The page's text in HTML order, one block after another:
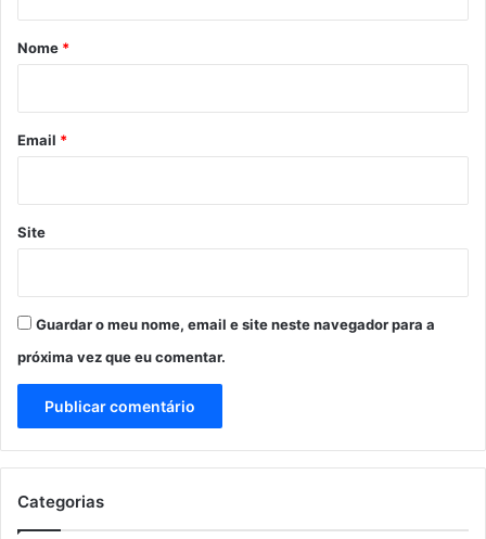
r
*
Nome *
Email *
Site
Guardar o meu nome, email e site neste navegador para a
próxima vez que eu comentar.
Categorias